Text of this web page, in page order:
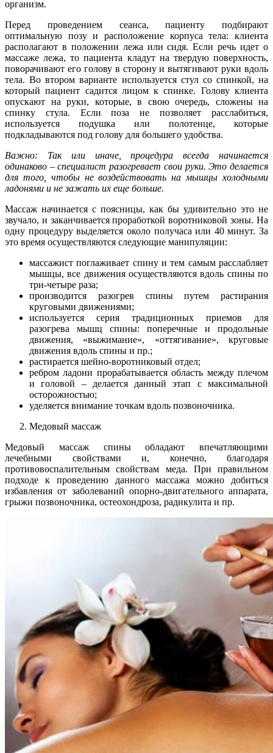
организм.
Перед проведением сеанса, пациенту подбирают
оптимальную позу и расположение корпуса тела: клиента
располагают в положении лежа или сидя. Если речь идет о
массаже лежа, то пациента кладут на твердую поверхность,
поворачивают его голову в сторону и вытягивают руки вдоль
тела. Во втором варианте используется стул со спинкой, на
который пациент садится лицом к спинке. Голову клиента
опускают на руки, которые, в свою очередь, сложены на
спинку стула. Если поза не позволяет расслабиться,
используется подушка или полотенце, которые
подкладываются под голову для большего удобства.
Важно: Так или иначе, процедура всегда начинается
одинаково – специалист разогревает свои руки. Это делается
для того, чтобы не воздействовать на мышцы холодными
ладонями и не зажать их еще больше.
Массаж начинается с поясницы, как бы удивительно это не
звучало, и заканчивается проработкой воротниковой зоны. На
одну процедуру выделяется около получаса или 40 минут. За
это время осуществляются следующие манипуляции:
массажист поглаживает спину и тем самым расслабляет
мышцы, все движения осуществляются вдоль спины по
три-четыре раза;
производится разогрев спины путем растирания
круговыми движениями;
используется серия традиционных приемов для
разогрева мышц спины: поперечные и продольные
движения, «выжимание», «оттягивание», круговые
движения вдоль спины и пр.;
растирается шейно-воротниковый отдел;
ребром ладони прорабатывается область между плечом
и головой – делается данный этап с максимальной
осторожностью;
уделяется внимание точкам вдоль позвоночника.
Медовый массаж
Медовый массаж спины обладают впечатляющими
лечебными свойствами и, конечно, благодаря
противовоспалительным свойствам меда. При правильном
подходе к проведению данного массажа можно добиться
избавления от заболеваний опорно-двигательного аппарата,
грыжи позвоночника, остеохондроза, радикулита и пр.